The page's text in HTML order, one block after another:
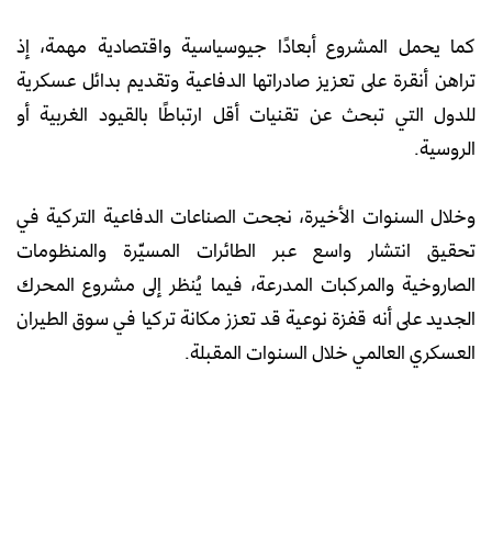
كما يحمل المشروع أبعادًا جيوسياسية واقتصادية مهمة، إذ
تراهن أنقرة على تعزيز صادراتها الدفاعية وتقديم بدائل عسكرية
للدول التي تبحث عن تقنيات أقل ارتباطًا بالقيود الغربية أو
الروسية.
وخلال السنوات الأخيرة، نجحت الصناعات الدفاعية التركية في
تحقيق انتشار واسع عبر الطائرات المسيّرة والمنظومات
الصاروخية والمركبات المدرعة، فيما يُنظر إلى مشروع المحرك
الجديد على أنه قفزة نوعية قد تعزز مكانة تركيا في سوق الطيران
العسكري العالمي خلال السنوات المقبلة.